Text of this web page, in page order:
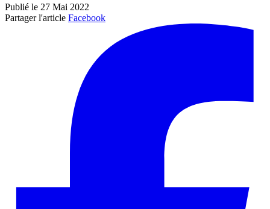
Publié le 27 Mai 2022
Partager l'article Facebook